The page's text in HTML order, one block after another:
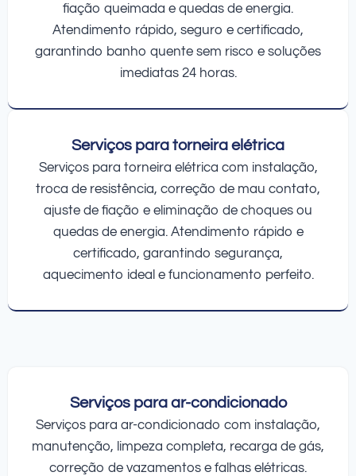
fiação queimada e quedas de energia.
Atendimento rápido, seguro e certificado,
garantindo banho quente sem risco e soluções
imediatas 24 horas.
Serviços para torneira elétrica
Serviços para torneira elétrica com instalação,
troca de resistência, correção de mau contato,
ajuste de fiação e eliminação de choques ou
quedas de energia. Atendimento rápido e
certificado, garantindo segurança,
aquecimento ideal e funcionamento perfeito.
Serviços para ar-condicionado
Serviços para ar-condicionado com instalação,
manutenção, limpeza completa, recarga de gás,
correção de vazamentos e falhas elétricas.